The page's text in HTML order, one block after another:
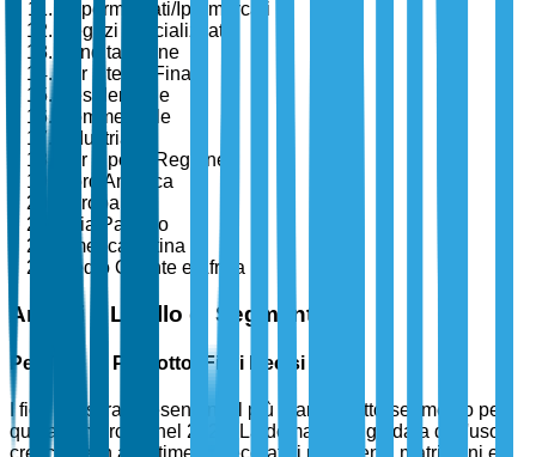
Supermercati/Ipermercati
Negozi specializzati
Vendita online
Per Utente Finale
Residenziale
Commerciale
Industriale
Per Tipo di Regione
Nord America
Europa
Asia Pacifico
America Latina
Medio Oriente e Africa
Analisi a Livello di Segmento
Per Tipo di Prodotto: Fiori Recisi
I fiori recisi rappresentano il più grande sotto-segmento per
quota di mercato nel 2025. La domanda è guidata dall'uso